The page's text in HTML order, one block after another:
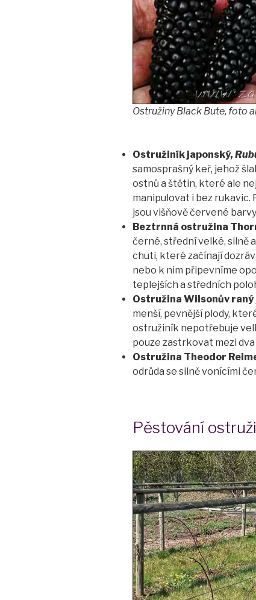
Ostružiny Black Bute, foto
Ostružiník japonský,
samosprašný keř, jehož
ostnů a štětin, které ale
manipulovat i bez rukavic.
jsou višňově červené
Beztrnná ostružina
černé, střední velké, silně
chuti, které začínají
nebo k nim připevníme
teplejších a středních
Ostružina Wilsonův raný
menší, pevnější plody,
ostružiník nepotřebuje
pouze zastrkovat mezi dva
Ostružina Theodor
odrůda se silně vonícími
Pěstování